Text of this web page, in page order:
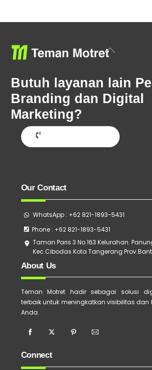
Back
Butuh layanan lain
Branding dan Digital
Marketing?
Our Contact
WhatsApp : +62 821-1893-5431
Phone : +62 821-1893-5431
Taman Paris 3 No.163 Kelurahan.
Kec.Cibodas Kota Tangerang
About Us
Teman Motret hadir sebagai solusi
terbaik untuk meningkatkan visibilitas dan
Anda.
Connect